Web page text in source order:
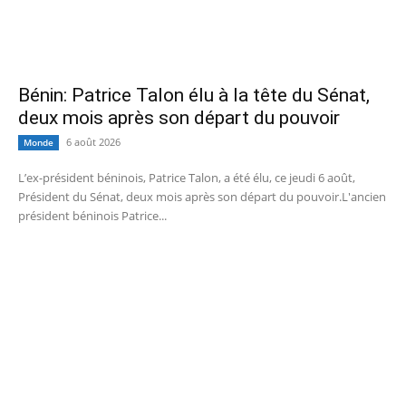
Bénin: Patrice Talon élu à la tête du Sénat,
deux mois après son départ du pouvoir
Monde 6 août 2026
L’ex-président béninois, Patrice Talon, a été élu, ce jeudi 6 août,
Président du Sénat, deux mois après son départ du pouvoir.L'ancien
président béninois Patrice...